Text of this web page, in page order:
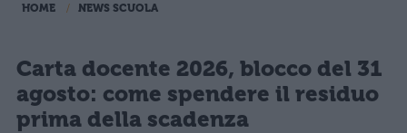
HOME NEWS SCUOLA
Carta docente 2026, blocco del 31
agosto: come spendere il residuo
prima della scadenza